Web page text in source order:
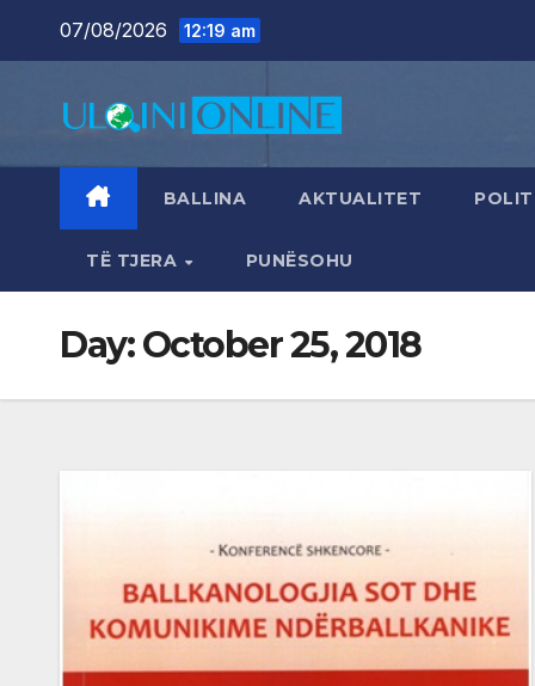
07/08/2026 12:19 am
BALLINA AKTUALITET
TË TJERA PUNËSOHU
Day:October 25, 2018